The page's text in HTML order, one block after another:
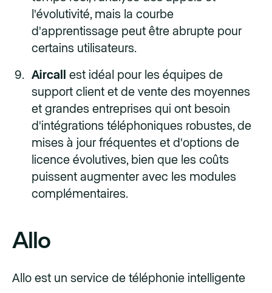
l'évolutivité, mais la courbe
d'apprentissage peut être abrupte pour
certains utilisateurs.
Aircall
est idéal pour les équipes de
support client et de vente des moyennes
et grandes entreprises qui ont besoin
d'intégrations téléphoniques robustes, de
mises à jour fréquentes et d'options de
licence évolutives, bien que les coûts
puissent augmenter avec les modules
complémentaires.
Allo
Allo est un service de téléphonie intelligente